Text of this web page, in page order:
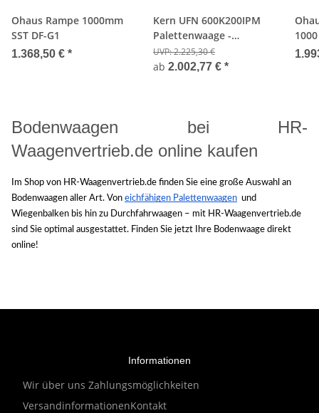
Ohaus Rampe 1000mm
SST DF-G1
1.368,50 € *
Kern UFN 600K200IPM
Palettenwaage -
600kg/200g - Edelstahl -
Eichfähig
UVP:2.225,30 €
ab 2.002,77 € *
G1
Bodenwaagen bei HR-
Waagenvertrieb.de online kaufen
Im Shop von HR-Waagenvertrieb.de finden Sie eine große Auswahl an
Bodenwaagen aller Art. Von eichfähigen Palettenwaagen und
Wiegenbalken bis hin zu Durchfahrwaagen – mit HR-Waagenvertrieb.de
sind Sie optimal ausgestattet. Finden Sie jetzt Ihre Bodenwaage direkt
online!
Informationen
Wir über uns Zahlungsmöglichkeiten
VersandinformationenKontakt